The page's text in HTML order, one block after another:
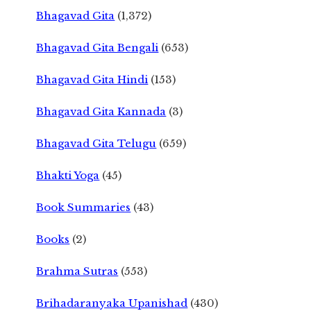
Bhagavad Gita (1,372)
Bhagavad Gita Bengali (653)
Bhagavad Gita Hindi (153)
Bhagavad Gita Kannada (3)
Bhagavad Gita Telugu (659)
Bhakti Yoga (45)
Book Summaries (43)
Books (2)
Brahma Sutras (553)
Brihadaranyaka Upanishad (430)